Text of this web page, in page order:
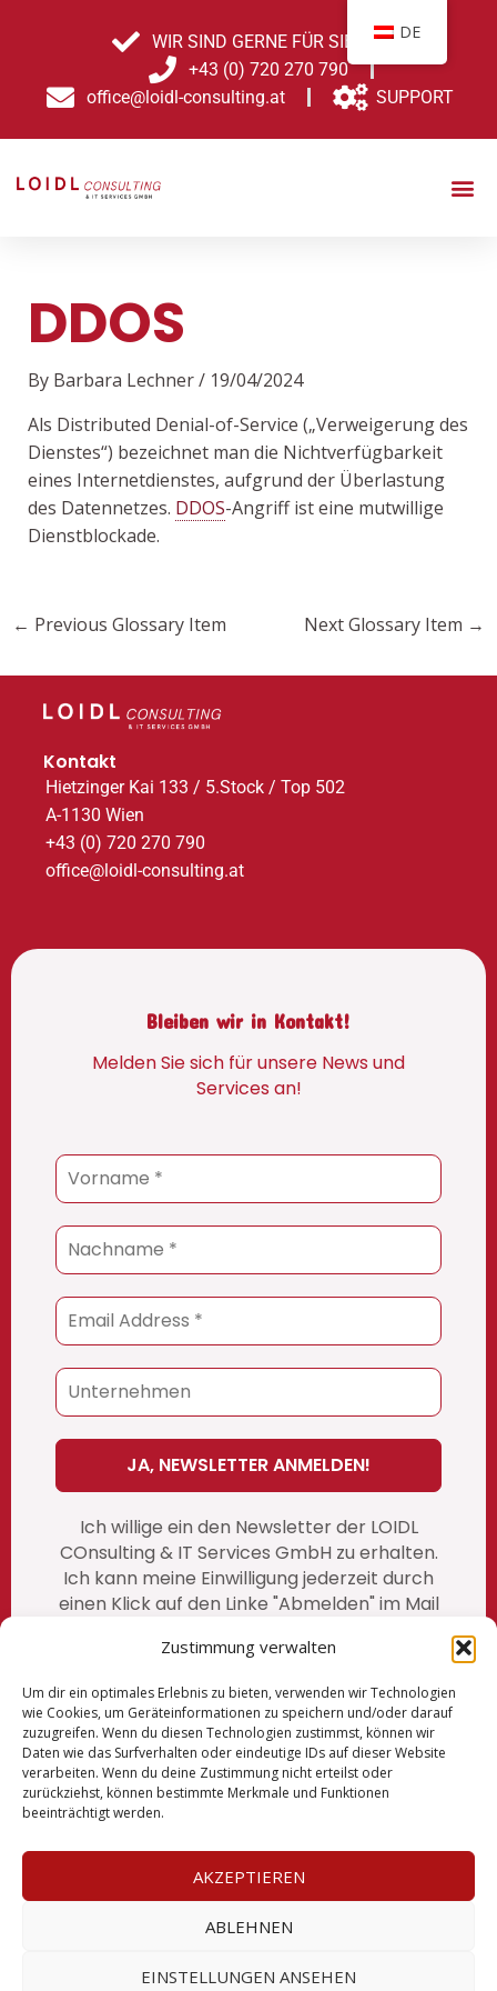
Zustimmung verwalten
Um dir ein optimales Erlebnis zu bieten, verwenden wir Technologien
wie Cookies, um Geräteinformationen zu speichern und/oder darauf
zuzugreifen. Wenn du diesen Technologien zustimmst, können wir
Daten wie das Surfverhalten oder eindeutige IDs auf dieser Website
verarbeiten. Wenn du deine Zustimmung nicht erteilst oder
zurückziehst, können bestimmte Merkmale und Funktionen
beeinträchtigt werden.
AKZEPTIEREN
ABLEHNEN
EINSTELLUNGEN ANSEHEN
WIR SIND GERNE FÜR SIE DA!
+43 (0) 720 270 790
office@loidl-consulting.at
SUPPORT
DDOS
By Barbara Lechner/ 19/04/2024
Als Distributed Denial-of-Service („Verweigerung des
Dienstes“) bezeichnet man die Nichtverfügbarkeit
eines Internetdienstes, aufgrund der Überlastung
des Datennetzes. DDOS-Angriff ist eine mutwillige
Dienstblockade.
← Previous Glossary Item Next Glossary Item →
Kontakt
Hietzinger Kai 133 / 5.Stock / Top 502
A-1130 Wien
+43 (0) 720 270 790
office@loidl-consulting.at
Bleiben wir in Kontakt!
Melden Sie sich für unsere News und
Services an!
Ich willige ein den Newsletter der LOIDL
COnsulting & IT Services GmbH zu erhalten.
Ich kann meine Einwilligung jederzeit durch
einen Klick auf den Linke "Abmelden" im Mail
Datenschutzerklärung finden Sie auf
unserer Website
https://www.loidl-
consulting.at/loidl-datenschutz/
AGBs
Datenschutz
© Copyright Loidl Consulting 2026
DE